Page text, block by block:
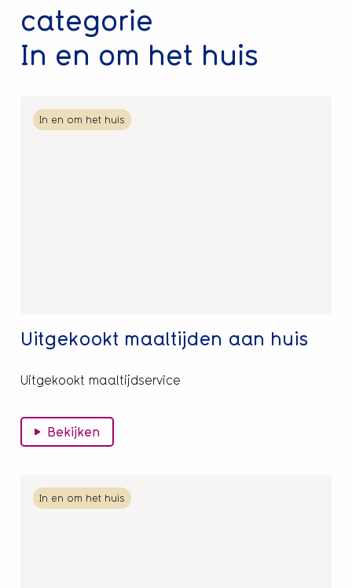
categorie
In en om het huis
In en om het huis
Uitgekookt maaltijden aan huis
Uitgekookt maaltijdservice
Bekijken
Lees
meer
In en om het huis
Lees
meer